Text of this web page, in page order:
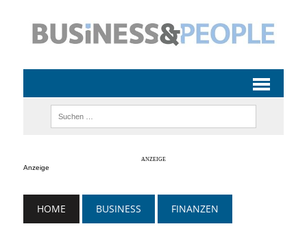
Anzeige
HOME BUSINESS FINANZEN